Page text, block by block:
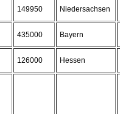
149950 Niedersachsen
435000 Bayern
126000 Hessen